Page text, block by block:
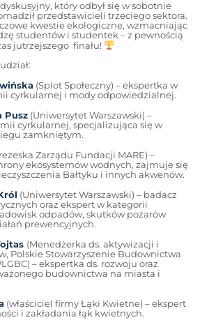
który odbył się w sobotnie
przedstawicieli trzeciego sektora.
kwestie ekologiczne, wzmacniając
studentów i studentek – z pewnością
jutrzejszego finału!
(Splot Społeczny) – ekspertka w
cyrkularnej i mody odpowiedzialnej.
Pusz(Uniwersytet Warszawski) –
cyrkularnej, specjalizująca się w
zamkniętym.
Zarządu Fundacji MARE) –
ekosystemów wodnych, zajmuje się
Bałtyku i innych akwenów.
(Uniwersytet Warszawski) – badacz
oraz ekspert w kategorii
odpadów, skutków pożarów
prewencyjnych.
(Menedżerka ds. aktywizacji i
Polskie Stowarzyszenie Budownictwa
– ekspertka ds. rozwoju oraz
budownictwa na miasta i
(właściciel firmy Łąki Kwietne) – ekspert
i zakładania łąk kwietnych.